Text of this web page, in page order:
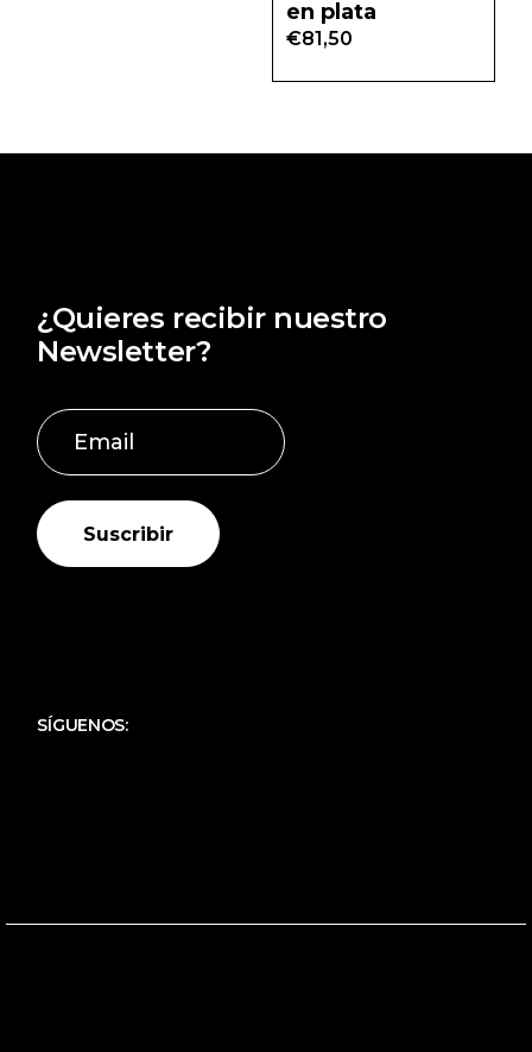
en plata
€81,50
¿Quieres recibir nuestro
Newsletter?
Suscribir
SÍGUENOS: